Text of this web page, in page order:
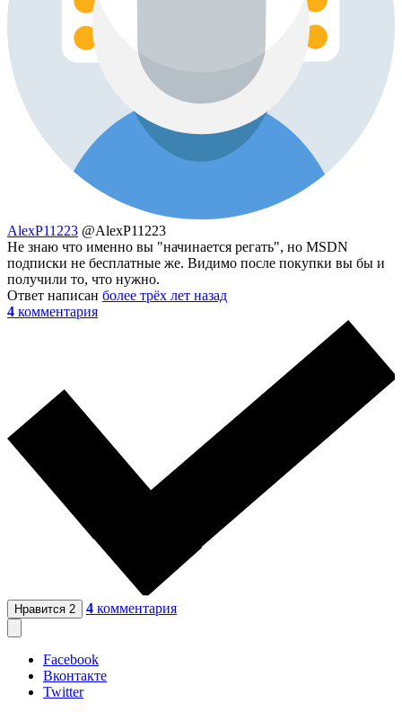
AlexP11223 @AlexP11223
Не знаю что именно вы "начинается регать", но MSDN
подписки не бесплатные же. Видимо после покупки вы бы и
получили то, что нужно.
Ответ написан более трёх лет назад
4 комментария
Нравится 2 4 комментария
Facebook
Вконтакте
Twitter